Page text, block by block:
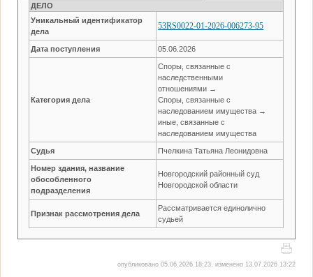
ДЕЛО
Уникальный идентификатор
дела
53RS0022-01-2026-006273-95
Дата поступления 05.06.2026
Категория дела
Споры, связанные с
наследственными
отношениями →
Споры, связанные с
наследованием имущества →
иные, связанные с
наследованием имущества
Судья Пчелкина Татьяна Леонидовна
Номер здания, название
обособленного
подразделения
Новгородский районный суд
Новгородской области
Признак рассмотрения дела
Рассматривается единолично
судьей
опубликовано 05.06.2026 18:23, изменено 13.07.2026 13:22